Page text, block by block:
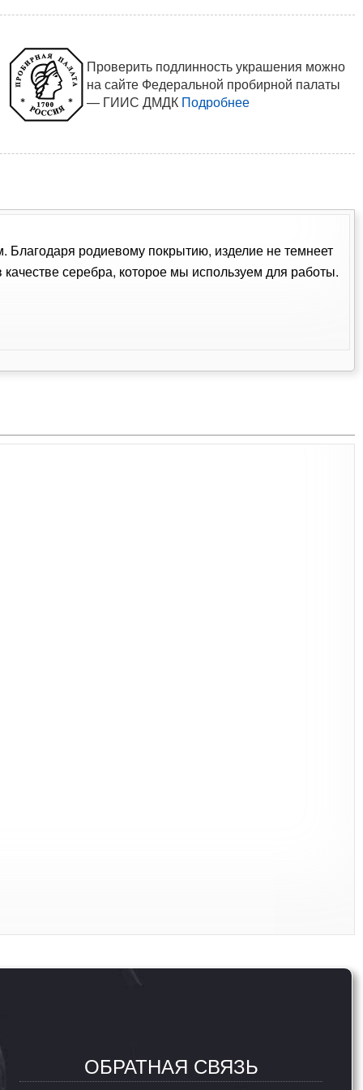
Проверить подлинность украшения можно
на сайте Федеральной пробирной палаты
— ГИИС ДМДК Подробнее
Благодаря родиевому покрытию, изделие не темнеет
серебра, которое мы используем для работы.
ОБРАТНАЯ СВЯЗЬ